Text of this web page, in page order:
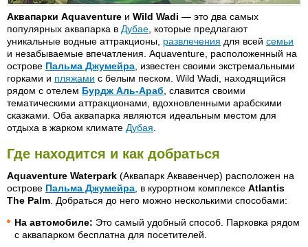
Аквапарки Aquaventure и Wild Wadi — это два самых
популярных аквапарка в Дубае , которые предлагают
уникальные водные аттракционы, развлечения для всей семьи
и незабываемые впечатления. Aquaventure, расположенный на
острове Пальма Джумейра , известен своими экстремальными
горками и пляжами с белым песком. Wild Wadi, находящийся
рядом с отелем Бурдж Аль-Араб , славится своими
тематическими аттракционами, вдохновленными арабскими
сказками. Оба аквапарка являются идеальным местом для
отдыха в жарком климате Дубая
Где находится и как добраться
Aquaventure Waterpark (Аквапарк Аквавенчер) расположен на
острове Пальма Джумейра , в курортном комплексе Atlantis
The Palm . Добраться до него можно несколькими способами:
На автомобиле: Это самый удобный способ. Парковка рядом
с аквапарком бесплатна для посетителей.